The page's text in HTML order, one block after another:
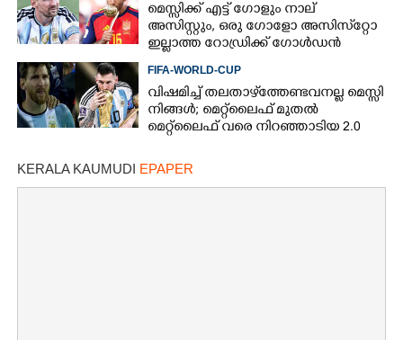
മെസ്സിക്ക് എട്ട് ഗോളും നാല്
അസിസ്റ്റും, ഒരു ഗോളോ അസിസ്‌റ്റോ
ഇല്ലാത്ത റോഡ്രിക്ക് ഗോള്‍ഡന്‍
FIFA-WORLD-CUP
വിഷമിച്ച് തലതാഴ്‌ത്തേണ്ടവനല്ല മെസ്സി
നിങ്ങള്‍; മെറ്റ്‌ലൈഫ് മുതല്‍
മെറ്റ്‌ലൈഫ് വരെ നിറഞ്ഞാടിയ 2.0
KERALA KAUMUDI EPAPER